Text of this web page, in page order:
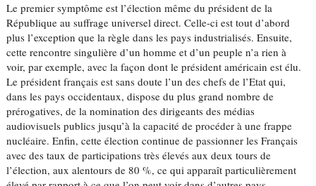
Le premier symptôme est l’élection même du président de la
République au suffrage universel direct. Celle-ci est tout d’abord
plus l’exception que la règle dans les pays industrialisés. Ensuite,
cette rencontre singulière d’un homme et d’un peuple n’a rien à
voir, par exemple, avec la façon dont le président américain est élu.
Le président français est sans doute l’un des chefs de l’Etat qui,
dans les pays occidentaux, dispose du plus grand nombre de
prérogatives, de la nomination des dirigeants des médias
audiovisuels publics jusqu’à la capacité de procéder à une frappe
nucléaire. Enfin, cette élection continue de passionner les Français
avec des taux de participations très élevés aux deux tours de
l’élection, aux alentours de 80 %, ce qui apparaît particulièrement